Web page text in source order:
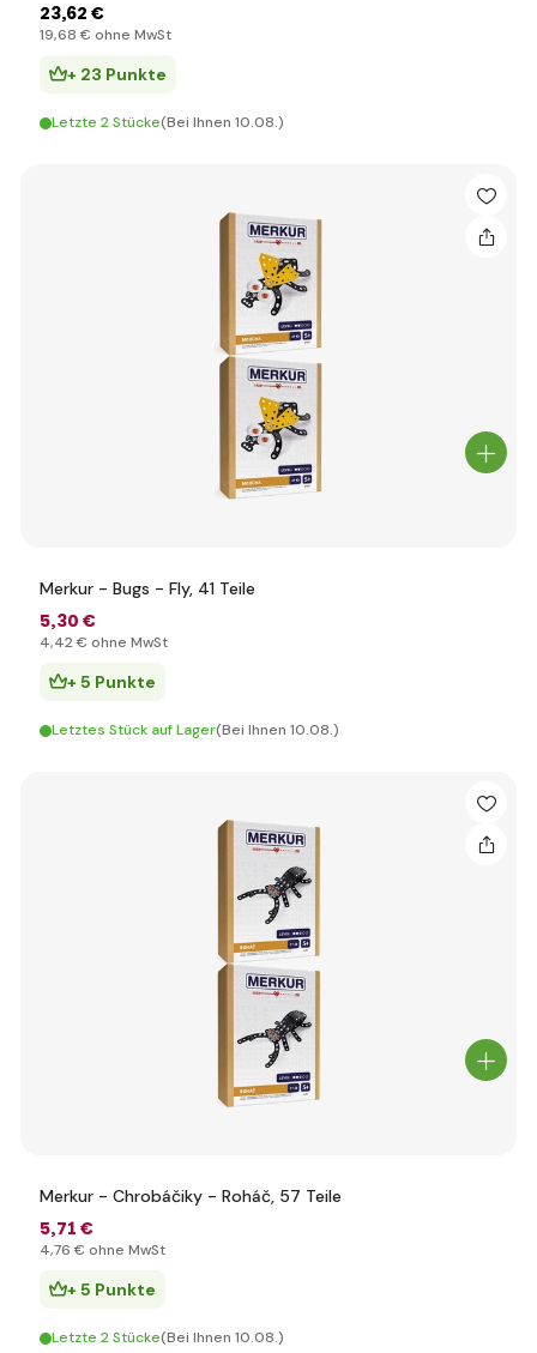
23,62 €
19,68 € ohne MwSt
+ 23 Punkte
Letzte 2 Stücke(Bei Ihnen 10.08.)
Merkur - Bugs - Fly, 41 Teile
5,30 €
4,42 € ohne MwSt
+ 5 Punkte
Letztes Stück auf Lager(Bei Ihnen 10.08.)
Merkur - Chrobáčiky - Roháč, 57 Teile
5,71 €
4,76 € ohne MwSt
+ 5 Punkte
Letzte 2 Stücke(Bei Ihnen 10.08.)